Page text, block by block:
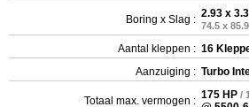
Boring x Slag : 2.93 x
74.5 x
Aantal kleppen : 16
Aanzuiging : Turbo
Totaal max. vermogen : 175 HP /